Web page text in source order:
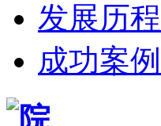
发展历程
成功案例